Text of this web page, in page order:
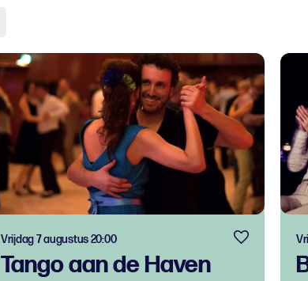
Tango aan de Haven
Vrijdag 7 augustus 20:00